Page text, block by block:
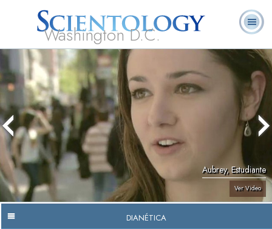
Washington D.C.
Acerca de
Nosotros
L. Ronald
Hubbard
¿Qué es
Scientology?
Preguntas
Frecuentes
Libros
Aubrey, Estudiante
Ver Video
DIANÉTICA